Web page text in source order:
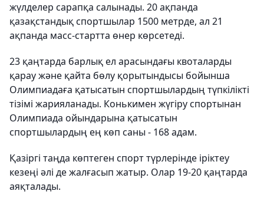
жүлделер сарапқа салынады. 20 ақпанда
қазақстандық спортшылар 1500 метрде, ал 21
ақпанда масс-стартта өнер көрсетеді.
23 қаңтарда барлық ел арасындағы квоталарды
қарау және қайта бөлу қорытындысы бойынша
Олимпиадаға қатысатын спортшылардың түпкілікті
тізімі жарияланады. Конькимен жүгіру спортынан
Олимпиада ойындарына қатысатын
спортшылардың ең көп саны - 168 адам.
Қазіргі таңда көптеген спорт түрлерінде іріктеу
кезеңі әлі де жалғасып жатыр. Олар 19-20 қаңтарда
аяқталады.